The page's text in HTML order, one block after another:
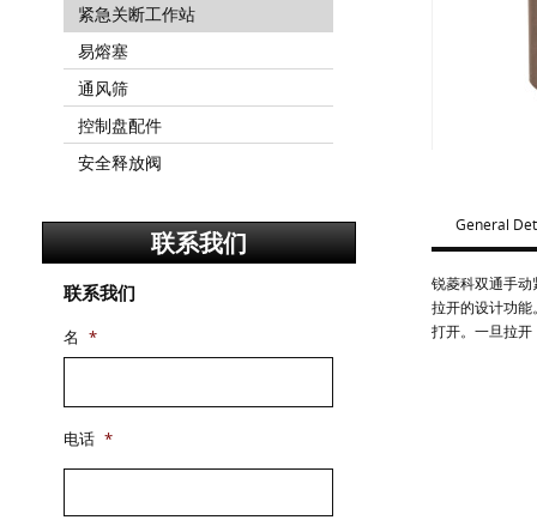
General
锐菱科双通手
拉开的设计功
打开。一旦拉
紧急关断工作站
易熔塞
通风筛
控制盘配件
安全释放阀
联系我们
联系我们
名 *
电话 *